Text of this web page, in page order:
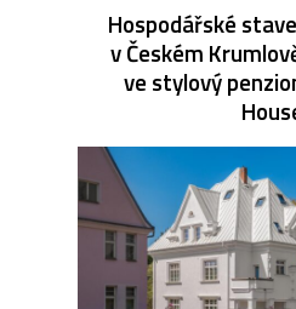
Hospodářské
v Českém
ve stylový